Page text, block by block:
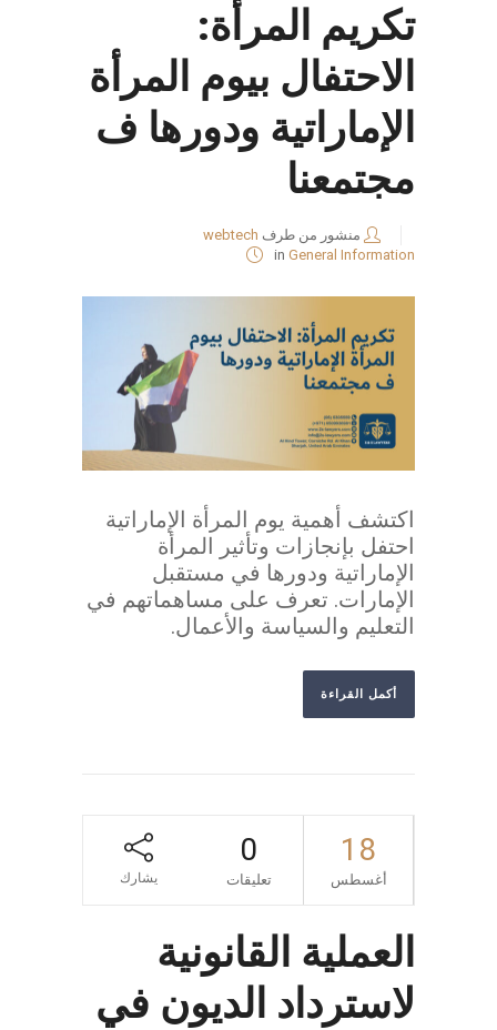
تكريم المرأة:
الاحتفال بيوم المرأة
الإماراتية ودورها ف
مجتمعنا
منشور من طرف webtech
in General Information
اكتشف أهمية يوم المرأة الإماراتية
احتفل بإنجازات وتأثير المرأة
الإماراتية ودورها في مستقبل
الإمارات. تعرف على مساهماتهم في
التعليم والسياسة والأعمال.
أكمل القراءة
18
أغسطس
0
تعليقات يشارك
العملية القانونية
لاسترداد الديون في